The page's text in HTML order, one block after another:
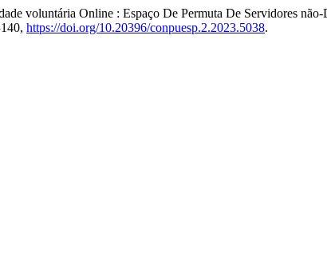
voluntária Online : Espaço De Permuta De Servidores
https://doi.org/10.20396/conpuesp.2.2023.5038.